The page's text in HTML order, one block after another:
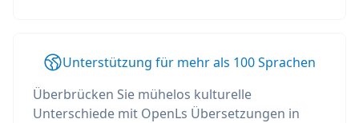
Unterstützung für mehr als 100 Sprachen
Überbrücken Sie mühelos kulturelle
Unterschiede mit OpenLs Übersetzungen in